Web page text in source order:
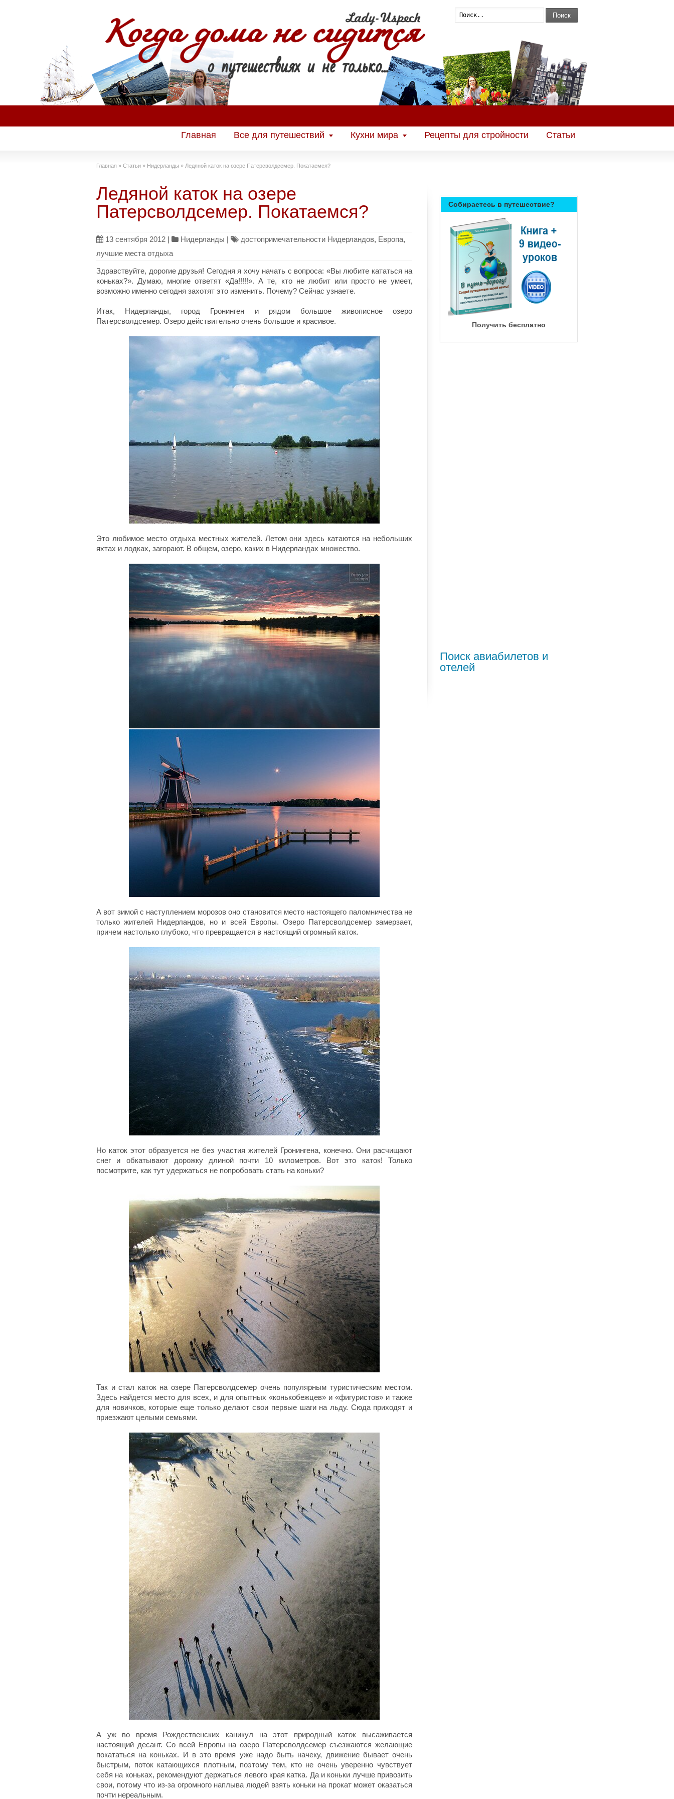
Поиск
Главная Все для путешествий Кухни мира Рецепты для стройности Статьи
Главная » Статьи » Нидерланды » Ледяной каток на озере Патерсволдсемер. Покатаемся?
Ледяной каток на озере
Патерсволдсемер. Покатаемся?
13 сентября 2012 | Нидерланды | достопримечательности Нидерландов, Европа,
лучшие места отдыха
Здравствуйте, дорогие друзья! Сегодня я хочу начать с вопроса: «Вы любите кататься на
коньках?». Думаю, многие ответят «Да!!!!!». А те, кто не любит или просто не умеет,
возможно именно сегодня захотят это изменить. Почему? Сейчас узнаете.
Итак, Нидерланды, город Гронинген и рядом большое живописное озеро
Патерсволдсемер. Озеро действительно очень большое и красивое.
Это любимое место отдыха местных жителей. Летом они здесь катаются на небольших
яхтах и лодках, загорают. В общем, озеро, каких в Нидерландах множество.
А вот зимой с наступлением морозов оно становится место настоящего паломничества не
только жителей Нидерландов, но и всей Европы. Озеро Патерсволдсемер замерзает,
причем настолько глубоко, что превращается в настоящий огромный каток.
Но каток этот образуется не без участия жителей Гронингена, конечно. Они расчищают
снег и обкатывают дорожку длиной почти 10 километров. Вот это каток! Только
посмотрите, как тут удержаться не попробовать стать на коньки?
Так и стал каток на озере Патерсволдсемер очень популярным туристическим местом.
Здесь найдется место для всех, и для опытных «конькобежцев» и «фигуристов» и также
для новичков, которые еще только делают свои первые шаги на льду. Сюда приходят и
приезжают целыми семьями.
А уж во время Рождественских каникул на этот природный каток высаживается
настоящий десант. Со всей Европы на озеро Патерсволдсемер съезжаются желающие
покататься на коньках. И в это время уже надо быть начеку, движение бывает очень
быстрым, поток катающихся плотным, поэтому тем, кто не очень уверенно чувствует
себя на коньках, рекомендуют держаться левого края катка. Да и коньки лучше привозить
свои, потому что из-за огромного наплыва людей взять коньки на прокат может оказаться
почти нереальным.
Собираетесь в путешествие?
Получить бесплатно
Поиск авиабилетов и
отелей